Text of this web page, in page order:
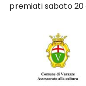
premiati sabato 20